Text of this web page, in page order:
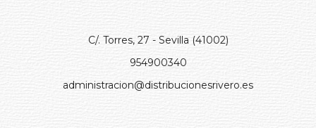
C/. Torres, 27 - Sevilla (41002)
954900340
administracion@distribucionesrivero.es